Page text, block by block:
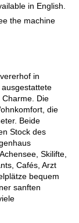
in English.
the machine
in
Die
die
Beide
Stock des
Skilifte,
Cafés, Arzt
bequem
sanften